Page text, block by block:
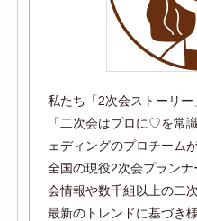
私たち「2次会ストーリー
「二次会はプロに♡を常
ェディングのプロチーム
全国の現役2次会プラン
会情報や数千組以上の二
最新のトレンドに基づき